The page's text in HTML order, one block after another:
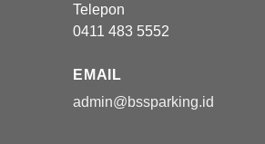
Telepon
0411 483 5552
EMAIL
admin@bssparking.id